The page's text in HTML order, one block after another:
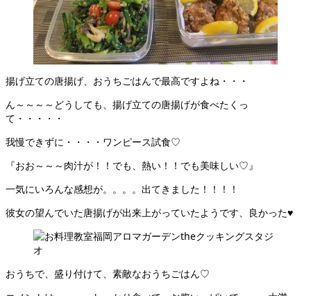
揚げ立ての唐揚げ、おうちごはんで最高ですよね・・・
ん～～～～どうしても、揚げ立ての唐揚げが食べたくっ
て・・・・・
我慢できずに・・・・ワンピース試食♡
『おお～～～肉汁が！！でも、熱い！！でも美味しい♡』
一気にいろんな感想が。。。。出てきました！！！！
彼女の望んでいた唐揚げが出来上がっていたようです、良かった♥
おうちで、盛り付けて、素敵なおうちごはん♡